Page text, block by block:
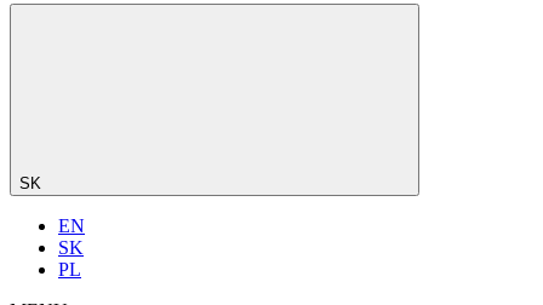
SK
EN
SK
PL